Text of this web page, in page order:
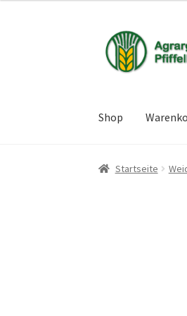
Zur
Navigation
springen
Zum
Inhalt
springen
Shop
Startseite